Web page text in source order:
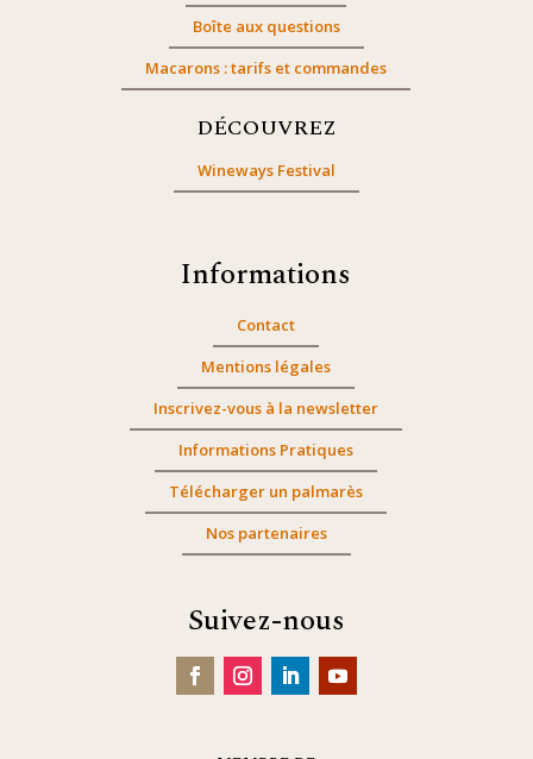
Boîte aux questions
Macarons : tarifs et commandes
DÉCOUVREZ
Wineways Festival
Informations
Contact
Mentions légales
Inscrivez-vous à la newsletter
Informations Pratiques
Télécharger un palmarès
Nos partenaires
Suivez-nous